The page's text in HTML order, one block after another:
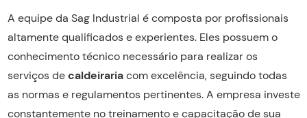
A equipe da Sag Industrial é composta por profissionais
altamente qualificados e experientes. Eles possuem o
conhecimento técnico necessário para realizar os
serviços decaldeirariacom excelência, seguindo todas
as normas e regulamentos pertinentes. A empresa investe
constantemente no treinamento e capacitação de sua